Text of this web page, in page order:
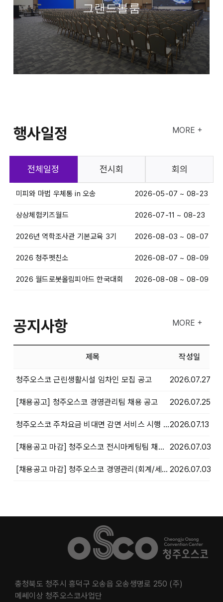
그랜드볼룸
행사일정 MORE +
전체일정 전시회 회의
미피와 마법 우체통 in 오송 2026-05-07 ~ 08-23
상상체험키즈월드 2026-07-11 ~ 08-23
2026년 역학조사관 기본교육 3기 2026-08-03 ~ 08-07
2026 청주펫친소 2026-08-07 ~ 08-09
2026 월드로봇올림피아드 한국대회 2026-08-08 ~ 08-09
공지사항 MORE +
제목 작성일
청주오스코 근린생활시설 임차인 모집 공고 2026.07.27
[채용공고] 청주오스코 경영관리팀 채용 공고 2026.07.25
청주오스코 주차요금 비대면 감면 서비스 시행 안내2026.07.13
[채용공고 마감] 청주오스코 전시마케팅팀 채용 공고 마감 2026.07.03
[채용공고 마감] 청주오스코 경영관리(회계/세무)팀 채용 공고 마감 2026.07.03
충청북도 청주시 흥덕구 오송읍 오송생명로 250 (주)
메쎄이상 청주오스코사업단